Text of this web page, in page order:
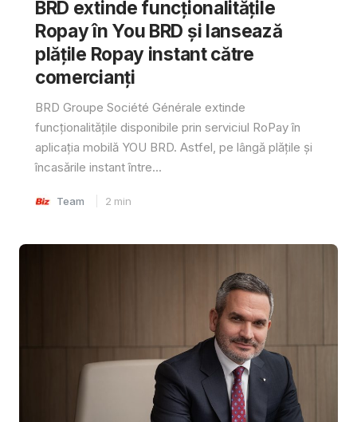
BRD extinde funcționalitățile
Ropay în You BRD și lansează
plățile Ropay instant către
comercianți
BRD Groupe Société Générale extinde
funcționalitățile disponibile prin serviciul RoPay în
aplicația mobilă YOU BRD. Astfel, pe lângă plățile și
încasările instant între...
Team 2 min